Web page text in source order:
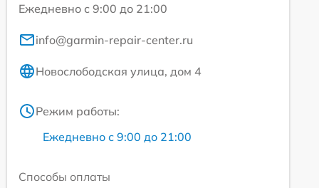
Ежедневно с 9:00 до 21:00
info@garmin-repair-center.ru
Новослободская улица, дом 4
Режим работы:
Ежедневно с 9:00 до 21:00
Способы оплаты